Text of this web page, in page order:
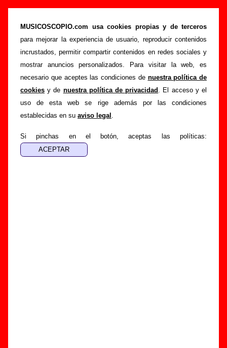
MUSICOSCOPIO.com usa cookies propias y de terceros
para mejorar la experiencia de usuario, reproducir contenidos
incrustados, permitir compartir contenidos en redes sociales y
mostrar anuncios personalizados. Para visitar la web, es
necesario que aceptes las condiciones de nuestra política de
cookies y de nuestra política de privacidad . El acceso y el
uso de esta web se rige además por las condiciones
establecidas en su aviso legal .
Si pinchas en el botón, aceptas las políticas:
“La buena”, canción de Sr. Chinarro (Letra e
información)
Portada >Sr. Chinarro >Canciones >La buena
Esta página pretende recopilar todo tipo de información
sobre lacanción "La buena" interpretada porSr. Chinarro
Además de su letra, también aparecerá información sobre el
autor o los autores, sobre los discos en los que está incluido
este tema, sobre la grabación del mismo, sobre versiones a
información adicional, puedes ayudar acompletar esta
información.